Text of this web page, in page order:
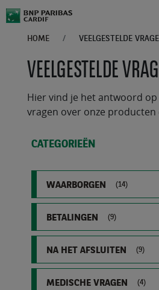
HOME VEELGESTELDE
VEELGESTELDE
Hier vind je het antwoord op
vragen over onze producten
CATEGORIEËN
WAARBORGEN (14)
BETALINGEN (9)
NA HET AFSLUITEN (9)
MEDISCHE VRAGEN (4)